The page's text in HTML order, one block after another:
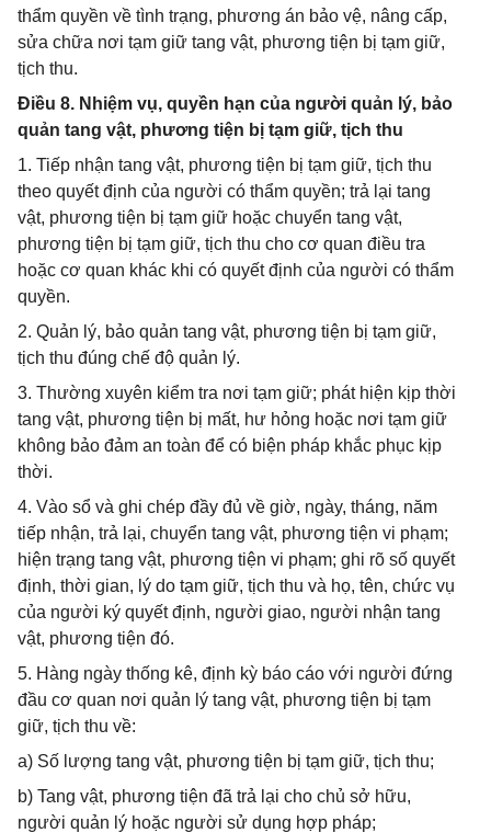
thẩm quyền về tình trạng, phương án bảo vệ, nâng cấp,
sửa chữa nơi tạm giữ tang vật, phương tiện bị tạm giữ,
tịch thu.
Điều 8. Nhiệm vụ, quyền hạn của người quản lý, bảo
quản tang vật, phương tiện bị tạm giữ, tịch thu
1. Tiếp nhận tang vật, phương tiện bị tạm giữ, tịch thu
theo quyết định của người có thẩm quyền; trả lại tang
vật, phương tiện bị tạm giữ hoặc chuyển tang vật,
phương tiện bị tạm giữ, tịch thu cho cơ quan điều tra
hoặc cơ quan khác khi có quyết định của người có thẩm
quyền.
2. Quản lý, bảo quản tang vật, phương tiện bị tạm giữ,
tịch thu đúng chế độ quản lý.
3. Thường xuyên kiểm tra nơi tạm giữ; phát hiện kịp thời
tang vật, phương tiện bị mất, hư hỏng hoặc nơi tạm giữ
không bảo đảm an toàn để có biện pháp khắc phục kịp
thời.
4. Vào sổ và ghi chép đầy đủ về giờ, ngày, tháng, năm
tiếp nhận, trả lại, chuyển tang vật, phương tiện vi phạm;
hiện trạng tang vật, phương tiện vi phạm; ghi rõ số quyết
định, thời gian, lý do tạm giữ, tịch thu và họ, tên, chức vụ
của người ký quyết định, người giao, người nhận tang
vật, phương tiện đó.
5. Hàng ngày thống kê, định kỳ báo cáo với người đứng
đầu cơ quan nơi quản lý tang vật, phương tiện bị tạm
giữ, tịch thu về:
a) Số lượng tang vật, phương tiện bị tạm giữ, tịch thu;
b) Tang vật, phương tiện đã trả lại cho chủ sở hữu,
người quản lý hoặc người sử dụng hợp pháp;